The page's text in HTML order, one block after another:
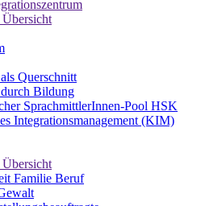
Querschnitt
Bildung
SprachmittlerInnen-Pool HSK
Integrationsmanagement (KIM)
Familie Beruf